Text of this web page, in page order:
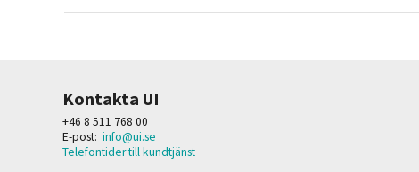
Kontakta UI
+46 8 511 768 00
E-post: info@ui.se
Telefontider till kundtjänst